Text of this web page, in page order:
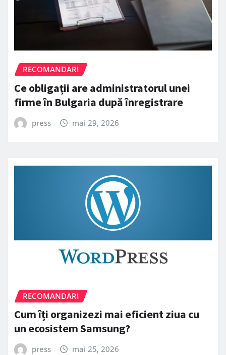
RECOMANDARI
Ce obligații are administratorul unei
firme în Bulgaria după înregistrare
press mai 29, 2026
RECOMANDARI
Cum îți organizezi mai eficient ziua cu
un ecosistem Samsung?
press mai 25, 2026